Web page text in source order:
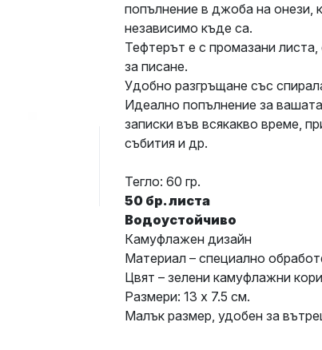
попълнение в джоба на онези,
независимо къде са.
Тефтерът е с промазани
за писане.
Удобно разгръщане със
Идеално попълнение за
записки във всякакво време,
събития и др.
Тегло: 60 гр.
50 бр. листа
Водоустойчиво
Камуфлажен дизайн
Материал – специално
Цвят – зелени камуфлажни
Размери: 13 х 7.5 см.
Малък размер, удобен за